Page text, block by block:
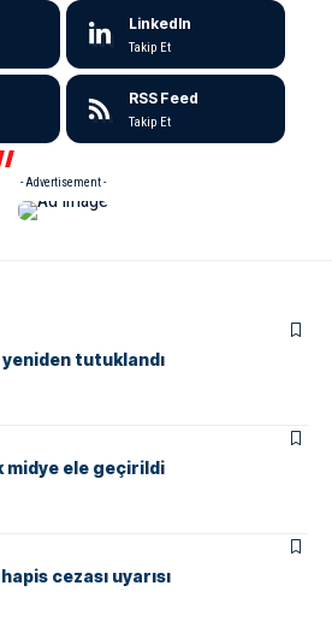
LinkedIn
Takip Et
RSS Feed
Takip Et
- Advertisement -
tutuklandı
midye ele geçirildi
cezası uyarısı